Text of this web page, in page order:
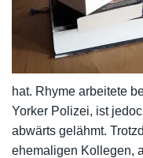
hat. Rhyme arbeitete
Yorker Polizei, ist
abwärts gelähmt.
ehemaligen Kollegen,